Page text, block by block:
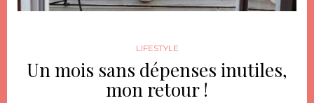
LIFESTYLE
Un mois sans dépenses inutiles,
mon retour !